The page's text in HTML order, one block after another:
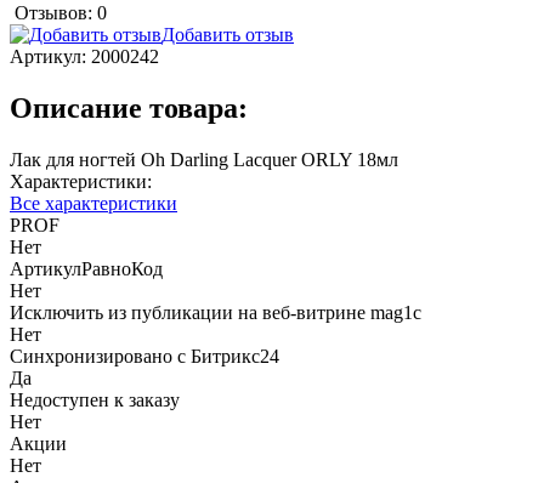
Отзывов: 0
Добавить отзыв
Артикул: 2000242
Описание товара:
Лак для ногтей Oh Darling Lacquer ORLY 18мл
Характеристики:
Все характеристики
PROF
Нет
АртикулРавноКод
Нет
Исключить из публикации на веб-витрине mag1c
Нет
Синхронизировано с Битрикс24
Да
Недоступен к заказу
Нет
Акции
Нет